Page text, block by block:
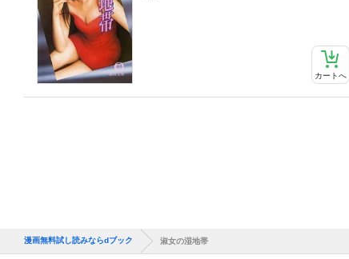
カートへ
漫画無料試し読みならdブック 淑女の湿地帯